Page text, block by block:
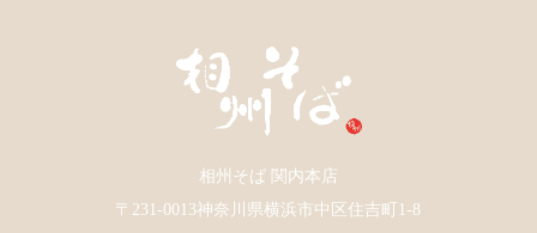
相州そば 関内本店
〒231-0013神奈川県横浜市中区住吉町1-8